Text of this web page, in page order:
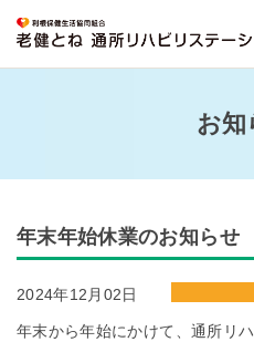
お知
年末年始休業のお知らせ
2024年12月02日
年末から年始にかけて、通所リ